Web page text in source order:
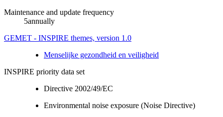
Maintenance and update frequency
5annually
GEMET - INSPIRE themes, version 1.0
Menselijke gezondheid en veiligheid
INSPIRE priority data set
Directive 2002/49/EC
Environmental noise exposure (Noise Directive)